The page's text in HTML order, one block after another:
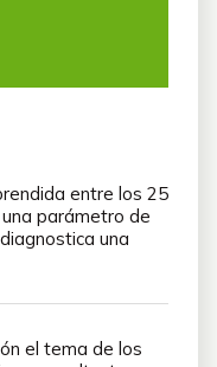
entre los 25
parámetro de
una
el tema de los